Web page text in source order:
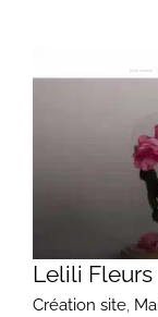
Lelili Fleurs
Création site,